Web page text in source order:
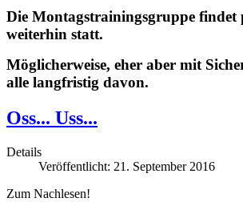
Die Montagstrainingsgruppe findet
weiterhin statt.
Möglicherweise, eher aber mit
alle langfristig davon.
Oss... Uss...
Details
Veröffentlicht: 21. September 2016
Zum Nachlesen!